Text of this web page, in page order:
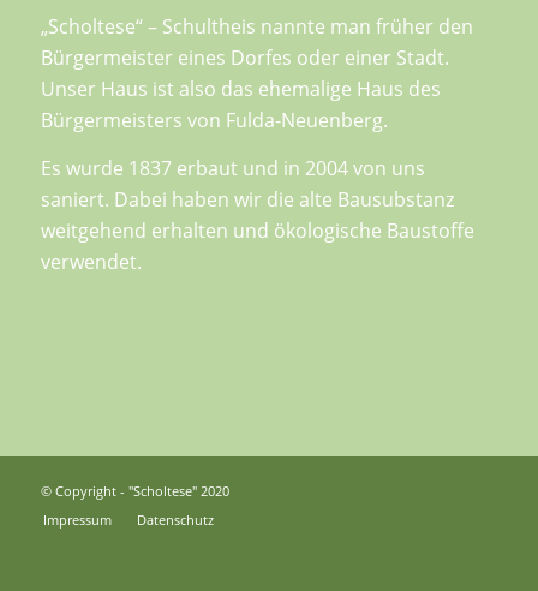
„Scholtese“ – Schultheis nannte man früher den
Bürgermeister eines Dorfes oder einer Stadt.
Unser Haus ist also das ehemalige Haus des
Bürgermeisters von Fulda-Neuenberg.
Es wurde 1837 erbaut und in 2004 von uns
saniert. Dabei haben wir die alte Bausubstanz
weitgehend erhalten und ökologische Baustoffe
verwendet.
© Copyright - "Scholtese" 2020
Impressum
Datenschutz